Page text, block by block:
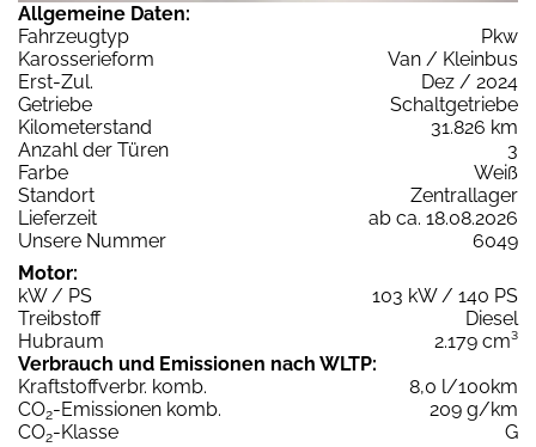
Allgemeine Daten:
Fahrzeugtyp
Pkw
Karosserieform
Van / Kleinbus
Erst-Zul.
Dez / 2024
Getriebe
Schaltgetriebe
Kilometerstand
31.826 km
Anzahl der Türen
3
Farbe
Weiß
Standort
Zentrallager
Lieferzeit
ab ca. 18.08.2026
Unsere Nummer
6049
Motor:
kW / PS
103 kW / 140 PS
Treibstoff
Diesel
Hubraum
2.179 cm³
Verbrauch und Emissionen nach WLTP:
Kraftstoffverbr. komb.
8,0 l/100km
CO2-Emissionen komb.
209 g/km
CO2-Klasse
G